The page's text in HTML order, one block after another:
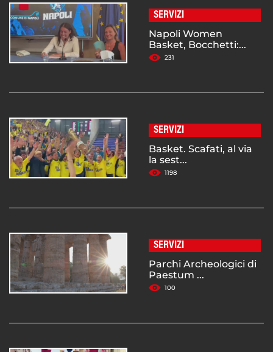
SERVIZI
Napoli Women
Basket, Bocchetti:...
231
SERVIZI
Basket. Scafati, al via
la sest...
1198
SERVIZI
Parchi Archeologici di
Paestum ...
100